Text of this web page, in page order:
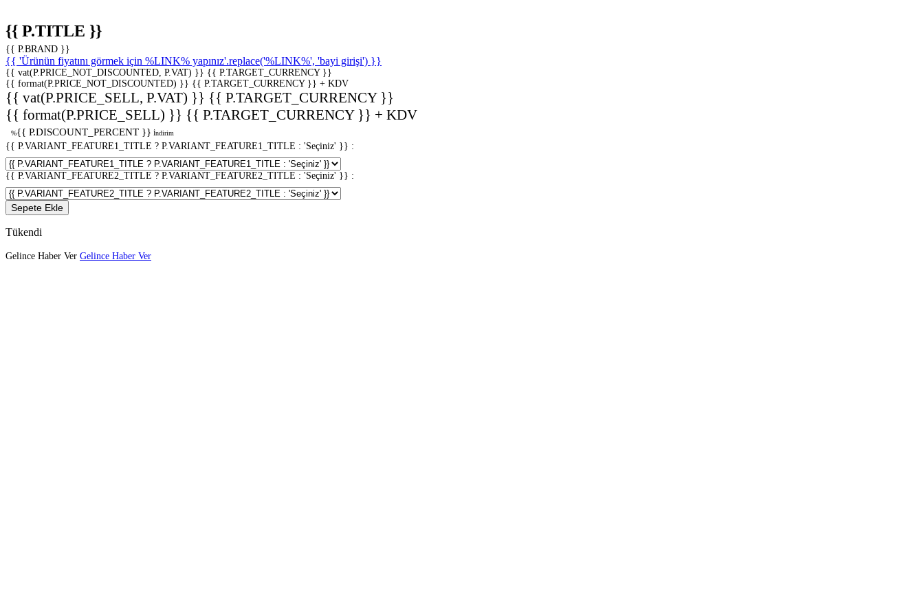
{{ P.TITLE }}
{{ P.BRAND }}
{{ 'Ürünün fiyatını görmek için %LINK% yapınız'.replace('%LINK%', 'bayi girişi') }}
{{ vat(P.PRICE_NOT_DISCOUNTED, P.VAT) }} {{ P.TARGET_CURRENCY }}
{{ format(P.PRICE_NOT_DISCOUNTED) }} {{ P.TARGET_CURRENCY }} + KDV
{{ vat(P.PRICE_SELL, P.VAT) }} {{ P.TARGET_CURRENCY }}
{{ format(P.PRICE_SELL) }} {{ P.TARGET_CURRENCY }} + KDV
%{{ P.DISCOUNT_PERCENT }} İndirim
{{ P.VARIANT_FEATURE1_TITLE ? P.VARIANT_FEATURE1_TITLE : 'Seçiniz' }} :
{{ P.VARIANT_FEATURE2_TITLE ? P.VARIANT_FEATURE2_TITLE : 'Seçiniz' }} :
Sepete Ekle
Tükendi
Gelince Haber Ver Gelince Haber Ver